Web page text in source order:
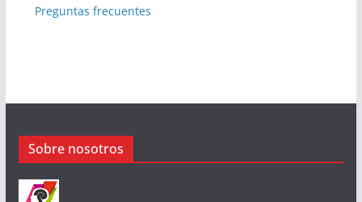
Preguntas frecuentes
Sobre nosotros